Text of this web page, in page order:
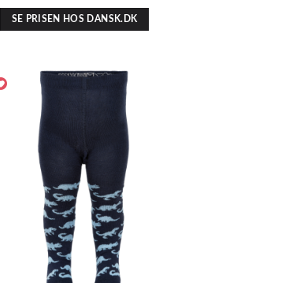
SE PRISEN HOS DANSK.DK